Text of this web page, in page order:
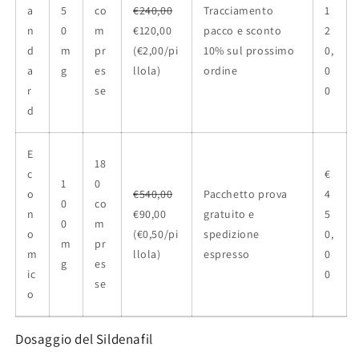
a
n
d
a
r
d
5
0
m
g
co
m
pr
es
se
€240,00
€120,00
(€2,00/pi
llola)
Tracciamento
pacco e sconto
10% sul prossimo
ordine
1
2
0,
0
0
E
c
o
n
o
m
ic
o
1
0
0
m
g
18
0
co
m
pr
es
se
€540,00
€90,00
(€0,50/pi
llola)
Pacchetto prova
gratuito e
spedizione
espresso
€
4
5
0,
0
0
Dosaggio del Sildenafil